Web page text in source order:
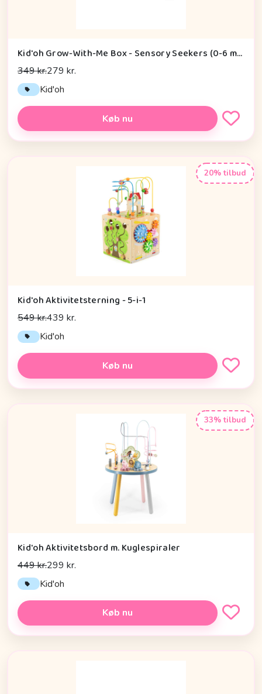
Kid'oh Grow-With-Me Box - Sensory Seekers (0-6 mdr.)
349 kr.279 kr.
Kid'oh
Køb nu
20% tilbud
Kid'oh Aktivitetsterning - 5-i-1
549 kr.439 kr.
Kid'oh
Køb nu
33% tilbud
Kid'oh Aktivitetsbord m. Kuglespiraler
449 kr.299 kr.
Kid'oh
Køb nu